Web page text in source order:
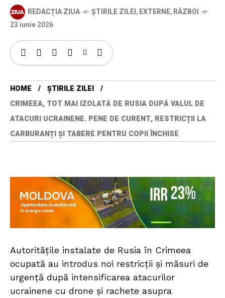
REDACȚIA ZIUA ȘTIRILE ZILEI,EXTERNE,RĂZBOI
23 iunie 2026
HOME
ȘTIRILE ZILEI
CRIMEEA, TOT MAI IZOLATĂ DE RUSIA DUPĂ VALUL DE
ATACURI UCRAINENE. PENE DE CURENT, RESTRICȚII LA
CARBURANȚI ȘI TABERE PENTRU COPII ÎNCHISE
Autoritățile instalate de Rusia în Crimeea
ocupată au introdus noi restricții și măsuri de
urgență după intensificarea atacurilor
ucrainene cu drone și rachete asupra